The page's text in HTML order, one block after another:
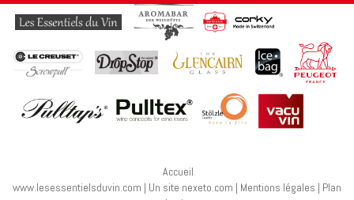
Accueil
www.lesessentielsduvin.com | Un site nexeto.com | Mentions légales | Plan